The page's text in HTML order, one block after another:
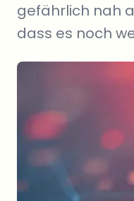
gefährlich nah
dass es noch